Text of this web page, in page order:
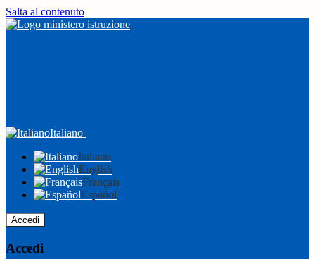
Salta al contenuto
Italiano
Italiano
English
Français
Español
Accedi
Accedi